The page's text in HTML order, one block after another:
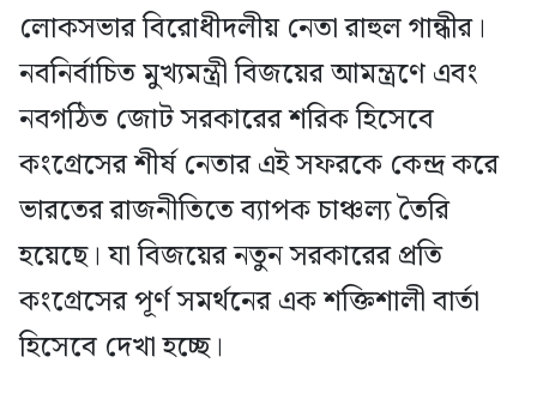
লোকসভার বিরোধীদলীয় নেতা রাহুল গান্ধীর।
নবনির্বাচিত মুখ্যমন্ত্রী বিজয়ের আমন্ত্রণে এবং
নবগঠিত জোট সরকারের শরিক হিসেবে
কংগ্রেসের শীর্ষ নেতার এই সফরকে কেন্দ্র করে
ভারতের রাজনীতিতে ব্যাপক চাঞ্চল্য তৈরি
হয়েছে। যা বিজয়ের নতুন সরকারের প্রতি
কংগ্রেসের পূর্ণ সমর্থনের এক শক্তিশালী বার্তা
হিসেবে দেখা হচ্ছে।